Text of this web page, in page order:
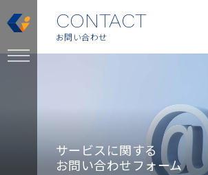
CONTACT
お問い合わせ
サービスに関する
お問い合わせフォーム